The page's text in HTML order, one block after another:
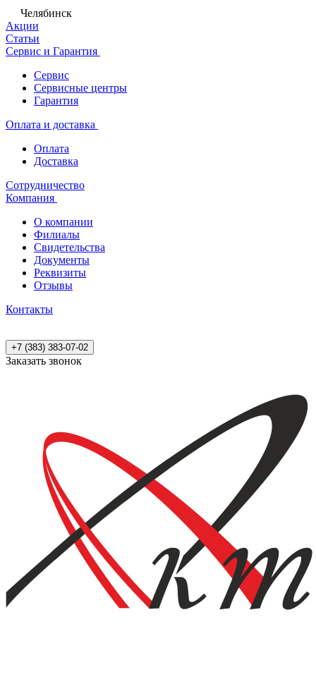
Челябинск
Акции
Статьи
Сервис и Гарантия
Сервис
Сервисные центры
Гарантия
Оплата и доставка
Оплата
Доставка
Сотрудничество
Компания
О компании
Филиалы
Свидетельства
Документы
Реквизиты
Отзывы
Контакты
+7 (383) 383-07-02
Заказать звонок